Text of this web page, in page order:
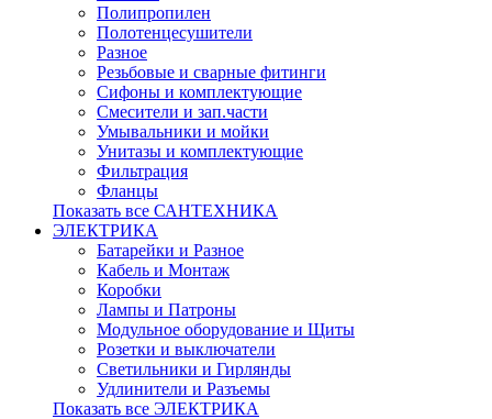
Полипропилен
Полотенцесушители
Разное
Резьбовые и сварные фитинги
Сифоны и комплектующие
Смесители и зап.части
Умывальники и мойки
Унитазы и комплектующие
Фильтрация
Фланцы
Показать все САНТЕХНИКА
ЭЛЕКТРИКА
Батарейки и Разное
Кабель и Монтаж
Коробки
Лампы и Патроны
Модульное оборудование и Щиты
Розетки и выключатели
Светильники и Гирлянды
Удлинители и Разъемы
Показать все ЭЛЕКТРИКА